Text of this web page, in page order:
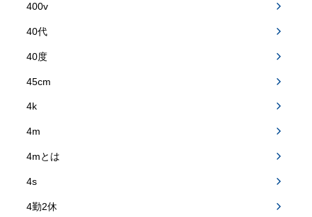
400v
40代
40度
45cm
4k
4m
4mとは
4s
4勤2休